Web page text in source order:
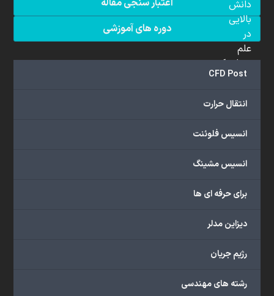
اعتبار سنجی مقاله
دوره های آموزشی
CFD Post
انتقال حرارت
انسیس فلوئنت
انسیس مشینگ
برای حرفه ای ها
دیزاین مدلر
رژیم جریان
رشته های مهندسی
دانش
بالایی
در
علم
دینامیک
سیالات
(CFD)
هستند.
ما
گسترده‌ای
با
دانشگاهی،
صنعتی